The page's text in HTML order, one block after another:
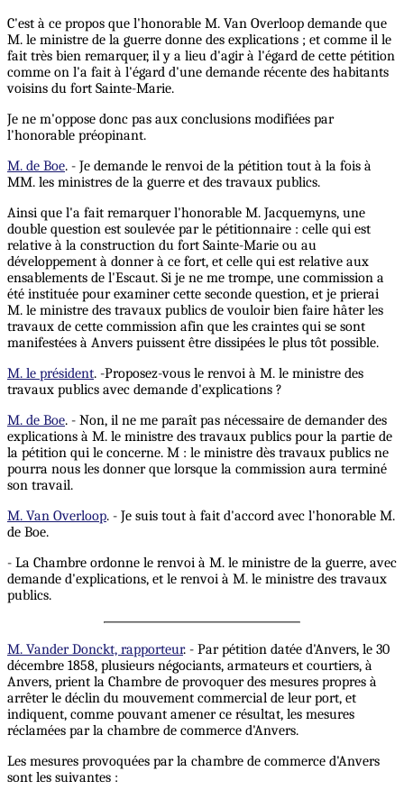
C'est à ce propos que l'honorable M. Van Overloop demande que
M. le ministre de la guerre donne des explications ; et comme il le
fait très bien remarquer, il y a lieu d'agir à l'égard de cette pétition
comme on l'a fait à l'égard d'une demande récente des habitants
voisins du fort Sainte-Marie.
Je ne m'oppose donc pas aux conclusions modifiées par
l'honorable préopinant.
M. de Boe. - Je demande le renvoi de la pétition tout à la fois à
MM. les ministres de la guerre et des travaux publics.
Ainsi que l'a fait remarquer l'honorable M. Jacquemyns, une
double question est soulevée par le pétitionnaire : celle qui est
relative à la construction du fort Sainte-Marie ou au
développement à donner à ce fort, et celle qui est relative aux
ensablements de l'Escaut. Si je ne me trompe, une commission a
été instituée pour examiner cette seconde question, et je prierai
M. le ministre des travaux publics de vouloir bien faire hâter les
travaux de cette commission afin que les craintes qui se sont
manifestées à Anvers puissent être dissipées le plus tôt possible.
M. le président. -Proposez-vous le renvoi à M. le ministre des
travaux publics avec demande d'explications ?
M. de Boe. - Non, il ne me paraît pas nécessaire de demander des
explications à M. le ministre des travaux publics pour la partie de
la pétition qui le concerne. M : le ministre dès travaux publics ne
pourra nous les donner que lorsque la commission aura terminé
son travail.
M. Van Overloop. - Je suis tout à fait d'accord avec l'honorable M.
de Boe.
- La Chambre ordonne le renvoi à M. le ministre de la guerre, avec
demande d'explications, et le renvoi à M. le ministre des travaux
publics.
M. Vander Donckt, rapporteur. - Par pétition datée d'Anvers, le 30
décembre 1858, plusieurs négociants, armateurs et courtiers, à
Anvers, prient la Chambre de provoquer des mesures propres à
arrêter le déclin du mouvement commercial de leur port, et
indiquent, comme pouvant amener ce résultat, les mesures
réclamées par la chambre de commerce d'Anvers.
Les mesures provoquées par la chambre de commerce d'Anvers
sont les suivantes :